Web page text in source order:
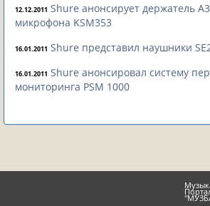
12.12.2011 Shure анонсирует держатель
микрофона KSM353
16.01.2011 Shure представил наушники
16.01.2011 Shure анонсировал систему
мониторинга PSM 1000